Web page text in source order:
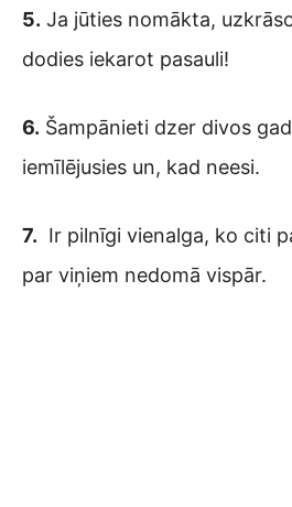
5. Ja jūties nomākta,
dodies iekarot pasauli!
6. Šampānieti dzer divos
iemīlējusies un, kad neesi.
7. Ir pilnīgi vienalga, ko citi
par viņiem nedomā vispār.